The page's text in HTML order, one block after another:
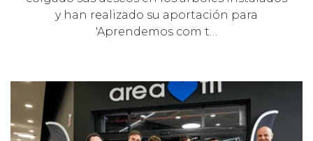
y han realizado su aportación para
'Aprendemos com t…